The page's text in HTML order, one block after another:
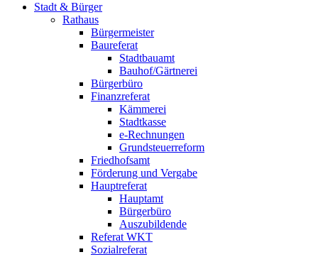
Stadt & Bürger
Rathaus
Bürgermeister
Baureferat
Stadtbauamt
Bauhof/Gärtnerei
Bürgerbüro
Finanzreferat
Kämmerei
Stadtkasse
e-Rechnungen
Grundsteuerreform
Friedhofsamt
Förderung und Vergabe
Hauptreferat
Hauptamt
Bürgerbüro
Auszubildende
Referat WKT
Sozialreferat